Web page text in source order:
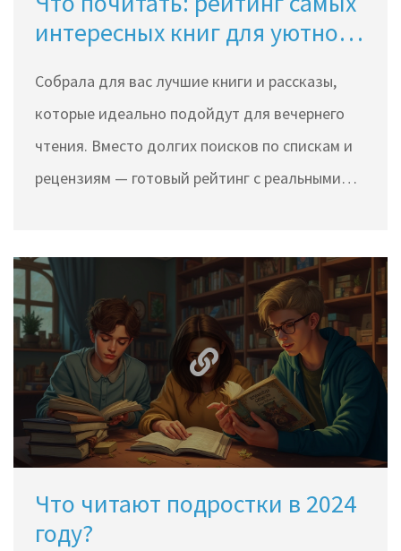
интересных книг для уютного
Собрала для вас лучшие книги и рассказы,
которые идеально подойдут для вечернего
чтения. Вместо долгих поисков по спискам и
рецензиям — готовый рейтинг с реальными
настроения, и советую новинки, которые уже
захватили тысячи читателей. В статье вы
найдёте и классику, и современные истории.
Почитайте вечером — и засыпать станет
намного приятнее.
Что читают подростки в 2024
году?